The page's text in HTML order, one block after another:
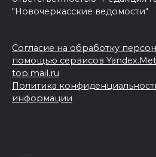
"Новочеркасские ведомости"
Согласие на обработку
помощью сервисов
top.mail.ru
Политика
информации